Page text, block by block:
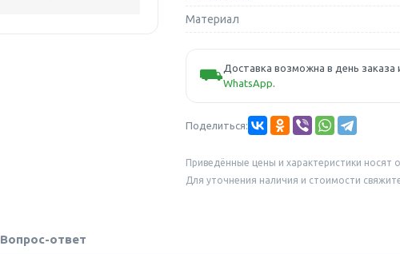
Материал
⛟Доставка возможна в день
WhatsApp
Поделиться:
Приведённые цены и характеристики носят
Для уточнения наличия и стоимости
Вопрос-ответ